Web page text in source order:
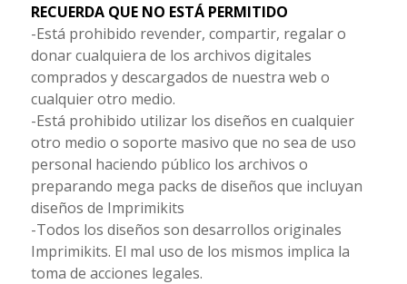
RECUERDA QUE NO ESTÁ PERMITIDO
-Está prohibido revender, compartir, regalar o
donar cualquiera de los archivos digitales
comprados y descargados de nuestra web o
cualquier otro medio.
-Está prohibido utilizar los diseños en cualquier
otro medio o soporte masivo que no sea de uso
personal haciendo público los archivos o
preparando mega packs de diseños que incluyan
diseños de Imprimikits
-Todos los diseños son desarrollos originales
Imprimikits. El mal uso de los mismos implica la
toma de acciones legales.